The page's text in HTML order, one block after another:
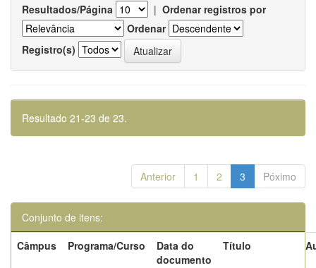
Resultados/Página | Ordenar registros por
Ordenar
Registro(s)
Resultado 21-23 de 23.
Anterior 1 2 3 Póximo
Conjunto de itens:
Câmpus
Programa/Curso
Data do
documento
Título